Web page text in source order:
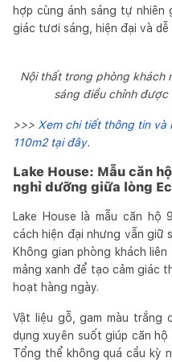
hợp cùng ánh sáng tự
giác tươi sáng, hiện đại và dễ
Nội thất trong phòng khách
sáng điều chỉnh
>>> Xem chi tiết thông tin và
110m2 tại đây.
Lake House: Mẫu căn
nghỉ dưỡng giữa lòng
Lake House là mẫu căn
cách hiện đại nhưng vẫn giữ
Không gian phòng khách
mảng xanh để tạo cảm giác
hoạt hàng ngày.
Vật liệu gỗ, gam màu trắng
dụng xuyên suốt giúp căn
Tổng thể không quá cầu kỳ